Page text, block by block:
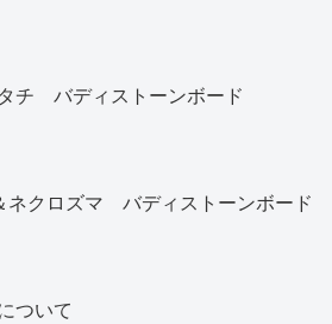
チ バディストーンボード
ネクロズマ バディストーンボード
ついて